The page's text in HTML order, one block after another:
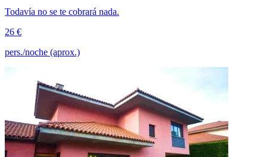
Todavía no se te cobrará nada.
26 €
pers./noche (aprox.)